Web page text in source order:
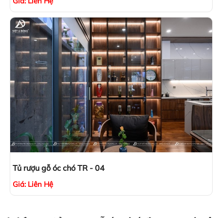
Tủ rượu gỗ óc chó TR - 04
Giá: Liên Hệ